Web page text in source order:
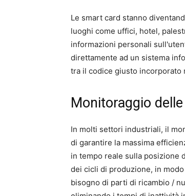
Le smart card stanno
luoghi come uffici, hotel,
informazioni personali
direttamente ad un sistema
tra il codice giusto incorporato
Monitoraggio
In molti settori industriali, il
di garantire la massima
in tempo reale sulla posizione
dei cicli di produzione, in
bisogno di parti di ricambio /